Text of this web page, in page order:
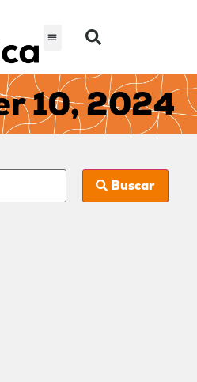
10, 2024
Buscar